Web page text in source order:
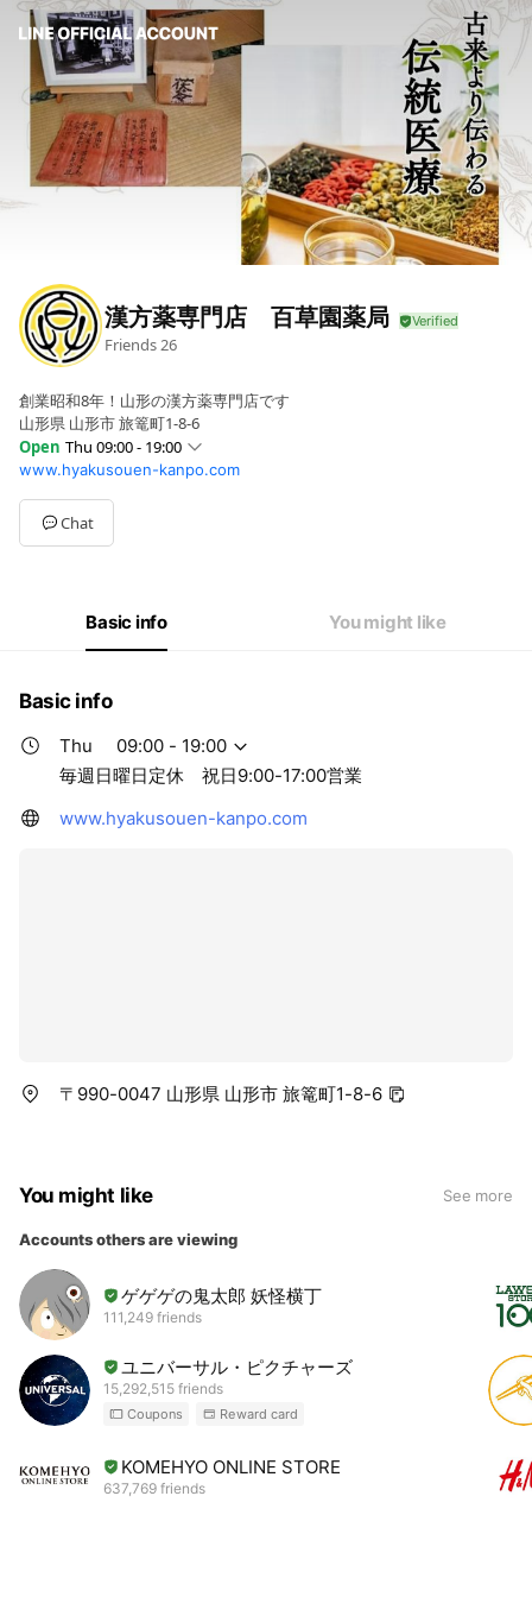
漢方薬専門店 百草園薬局
Friends26
創業昭和8年！山形の漢方薬専門店です
山形県 山形市 旅篭町1-8-6
Open Thu 09:00 - 19:00
Sun00:00 - 00:00
Mon09:00 - 19:00
Tue09:00 - 19:00
Wed09:00 - 19:00
09:00 - 17:00
毎週日曜日定休 祝日9:00-17:00営業
www.hyakusouen-kanpo.com
Chat
Basic info You might like
Basic info
Thu
09:00 - 19:00
毎週日曜日定休 祝日9:00-17:00営業
www.hyakusouen-kanpo.com
〒990-0047 山形県 山形市 旅篭町1-8-6
You might like See more
Accounts others are viewing
ゲゲゲの鬼太郎 妖怪横丁
111,249 friends
ユニバーサル・ピクチャーズ
15,292,515 friends
Coupons Reward card
KOMEHYO ONLINE STORE
637,769 friends